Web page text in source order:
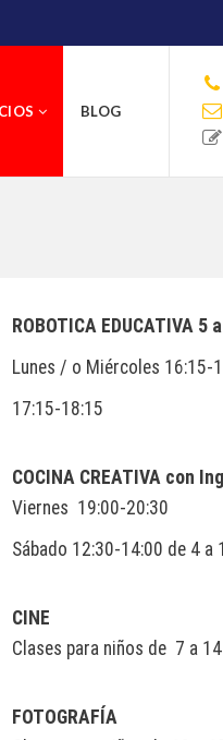
BLOG
ROBOTICA EDUCATIVA 5
Lunes / o Miércoles 16:15-
17:15-18:15
COCINA CREATIVA con
Viernes 19:00-20:30
Sábado 12:30-14:00 de 4 a
CINE
Clases para niños de 7 a
FOTOGRAFÍA